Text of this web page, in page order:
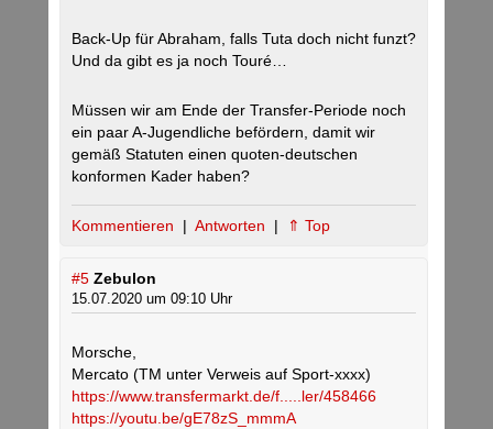
Back-Up für Abraham, falls Tuta doch nicht funzt?
Und da gibt es ja noch Touré…
Müssen wir am Ende der Transfer-Periode noch
ein paar A-Jugendliche befördern, damit wir
gemäß Statuten einen quoten-deutschen
konformen Kader haben?
Kommentieren | Antworten | ⇑ Top
#5 Zebulon
15.07.2020 um 09:10 Uhr
Morsche,
Mercato (TM unter Verweis auf Sport-xxxx)
https://www.transfermarkt.de/f.....ler/458466
https://youtu.be/gE78zS_mmmA